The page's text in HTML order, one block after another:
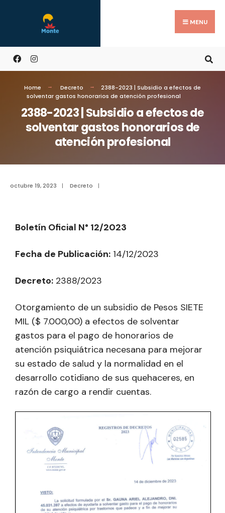
MENU
Home Decreto
2388-2023 | Subsidio a efectos de
solventar gastos honorarios de atención profesional
2388-2023 | Subsidio a efectos de
solventar gastos honorarios de
atención profesional
octubre 19, 2023 | Decreto |
Boletín Oficial N° 12/2023
Fecha de Publicación: 14/12/2023
Decreto: 2388/2023
Otorgamiento de un subsidio de Pesos SIETE
MIL ($ 7.000,00) a efectos de solventar
gastos para el pago de honorarios de
atención psiquiátrica necesana para mejorar
su estado de salud y la normalidad en el
desarrollo cotidiano de sus quehaceres, en
razón de cargo a rendir cuentas.